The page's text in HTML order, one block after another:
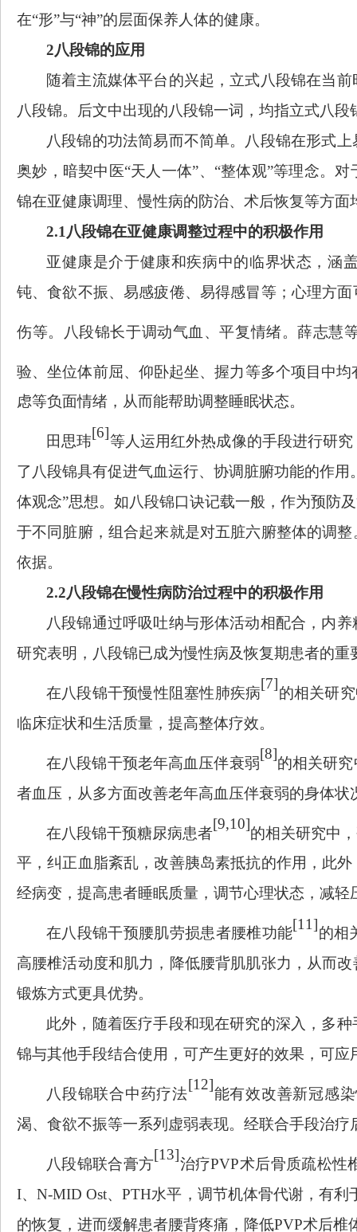
在“形”与“神”的层面保养人体的健康。
2八段锦的应用
随着主流媒体平台的兴起，立式八段锦在当
八段锦。后文中出现的八段锦一词，均指立式八段
八段锦的功法简易而不简单。八段锦在形式
奥妙，暗契中医“天人一体”、“整体观”等理念。
锦在亚健康调理、慢性病的防治、术后恢复等方面
2.1八段锦在亚健康调整过程中的积极作用
亚健康是介于健康和疾病中的临界状态，涵
钝、食欲不振、易感疲倦、易得感冒等；心理方
伤等。八段锦长于调动气血、平复情绪。薛志慧
验、坐位体前屈、仰卧起坐、握力等多个项目中
虑等负面情绪，从而能帮助调整睡眠状态。
田思玮
[6]
等人运用红外热成像的手段进行研
了八段锦具有促进气血运行、协调脏腑功能的作
体观念”思想。如八段锦口诀记载一般，作为预防
于不同脏腑，组合起来就是对五脏六腑整体的调
依据。
2.2八段锦在慢性病防治过程中的积极作用
八段锦通过呼吸吐纳与形体活动相配合，内
研究表明，八段锦已成为慢性病及恢复期患者的重
在八段锦干预慢性阻塞性肺疾病
[7]
的相关研
临床症状和生活质量，提高整体疗效。
在八段锦干预老年高血压伴衰弱
[8]
的相关研
者血压，从多方面改善老年高血压伴衰弱的身体状
在八段锦干预糖尿病患者
[9,10]
的相关研究中
平，纠正血脂紊乱，改善胰岛素抵抗的作用，此
经病变，提高患者睡眠质量，调节心理状态，减轻
在八段锦干预腰肌劳损患者腰椎功能
[11]
的相
高腰椎活动度和肌力，降低腰背肌肌张力，从而
锻炼方式更具优势。
此外，随着医疗手段和现在研究的深入，多
锦与其他手段结合使用，可产生更好的效果，可
八段锦联合中药疗法
[12]
能有效改善新冠感
渴、食欲不振等一系列虚弱表现。经联合手段治
八段锦联合膏方
[13]
治疗PVP术后骨质疏松性
I、N-MID Ost、PTH水平，调节机体骨代谢，有
的恢复，进而缓解患者腰背疼痛，降低PVP术后椎